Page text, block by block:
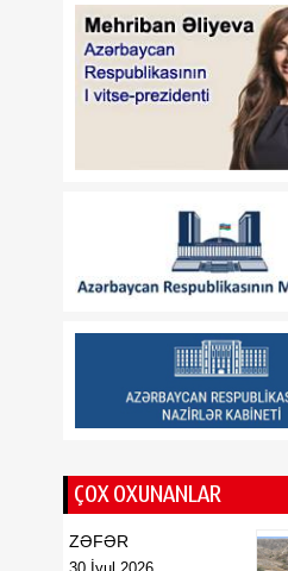
"Dövlət qulluğu
haqqında"və "Media
haqqında" Azərbaycan
Respublikasının
qanunlarında dəyişiklik
Azərbaycan
14 iyul tarixli 449-VIIQD
nömrəli Qanununun tətbiqi
və bununla əlaqədar bəzi
məsələlərin tənzimlənməsi
Azərbaycan Beynəlxalq
İnvestisiya Forumunun
Təşkilat Komitəsinin
"Azərbaycan
Respublikasının Elm və
Təhsil Nazirliyi ilə
ÇOX OXUNANLAR
ZƏFƏR